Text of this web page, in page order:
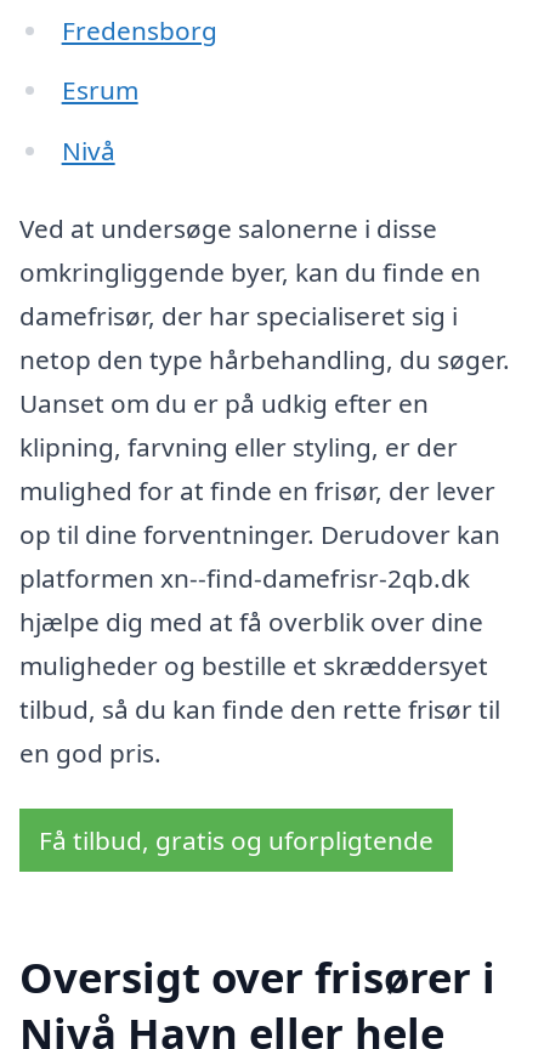
Fredensborg
Esrum
Nivå
Ved at undersøge salonerne i disse
omkringliggende byer, kan du finde en
damefrisør, der har specialiseret sig i
netop den type hårbehandling, du søger.
Uanset om du er på udkig efter en
klipning, farvning eller styling, er der
mulighed for at finde en frisør, der lever
op til dine forventninger. Derudover kan
platformen xn--find-damefrisr-2qb.dk
hjælpe dig med at få overblik over dine
muligheder og bestille et skræddersyet
tilbud, så du kan finde den rette frisør til
en god pris.
Få tilbud, gratis og uforpligtende
Oversigt over frisører i
Nivå Havn eller hele